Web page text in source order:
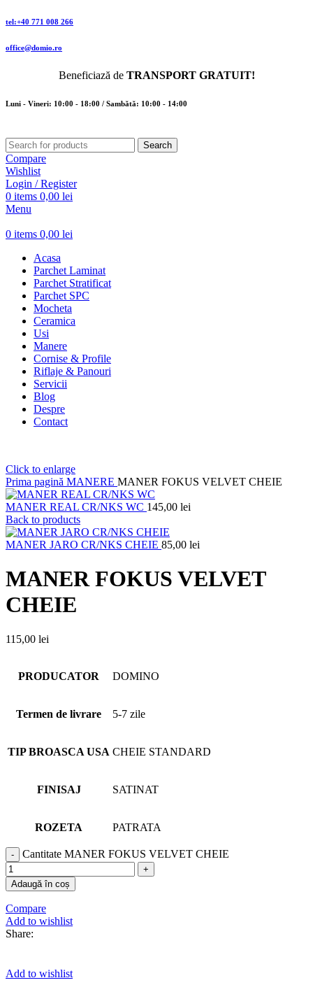
tel:+40 771 008 266
office@domio.ro
Beneficiază de TRANSPORT GRATUIT!
Luni - Vineri: 10:00 - 18:00 / Sambătă: 10:00 - 14:00
Search
Compare
Wishlist
Login / Register
0 items 0,00 lei
Menu
0 items 0,00 lei
Acasa
Parchet Laminat
Parchet Stratificat
Parchet SPC
Mocheta
Ceramica
Usi
Manere
Cornise & Profile
Riflaje & Panouri
Servicii
Blog
Despre
Contact
Click to enlarge
Prima pagină MANERE MANER FOKUS VELVET CHEIE
MANER REAL CR/NKS WC 145,00 lei
Back to products
MANER JARO CR/NKS CHEIE 85,00 lei
MANER FOKUS VELVET
CHEIE
115,00 lei
PRODUCATOR DOMINO
Termen de livrare 5-7 zile
TIP BROASCA USA CHEIE STANDARD
FINISAJ SATINAT
ROZETA PATRATA
Cantitate MANER FOKUS VELVET CHEIE
Adaugă în coș
Compare
Add to wishlist
Share:
Add to wishlist